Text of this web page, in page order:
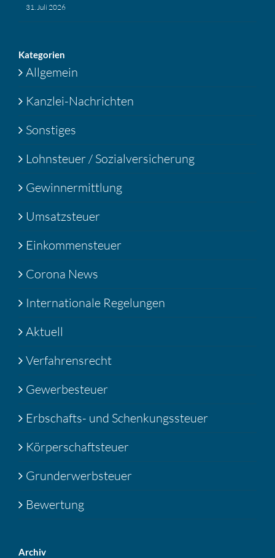
31. Juli 2026
Katego­rien
Allgemein
Kanzlei-Nachrichten
Sonstiges
Lohnsteuer / Sozialversicherung
Gewinnermittlung
Umsatzsteuer
Einkommensteuer
Corona News
Internationale Regelungen
Aktuell
Verfahrensrecht
Gewerbesteuer
Erbschafts- und Schenkungssteuer
Körperschaftsteuer
Grunderwerbsteuer
Bewertung
Archiv